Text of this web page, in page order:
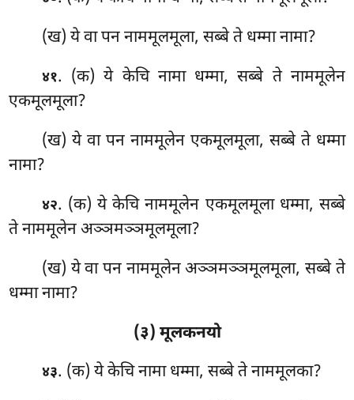
(ख) ये वा पन नाममूलमूला, सब्बे ते धम्मा नामा?
४१. (क) ये केचि नामा धम्मा, सब्बे ते नाममूलेन
एकमूलमूला?
(ख) ये वा पन नाममूलेन एकमूलमूला, सब्बे ते धम्मा
नामा?
४२. (क) येकेचि नाममूलेन एकमूलमूला धम्मा, सब्बे
ते नाममूलेन अञ्ञमञ्ञमूलमूला?
(ख) ये वा पन नाममूलेन अञ्ञमञ्ञमूलमूला, सब्बे ते
धम्मा नामा?
(३) मूलकनयो
४३. (क) ये केचि नामा धम्मा, सब्बे ते नाममूलका?